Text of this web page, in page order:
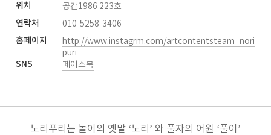
위치 공간1986 223호
연락처 010-5258-3406
홈페이지
http://www.instagrm.com/artcontentsteam_nori
puri
SNS 페이스북
노리푸리는 놀이의 옛말 ‘노리 ’ 와 풀자의 어원 ‘풀이 ’